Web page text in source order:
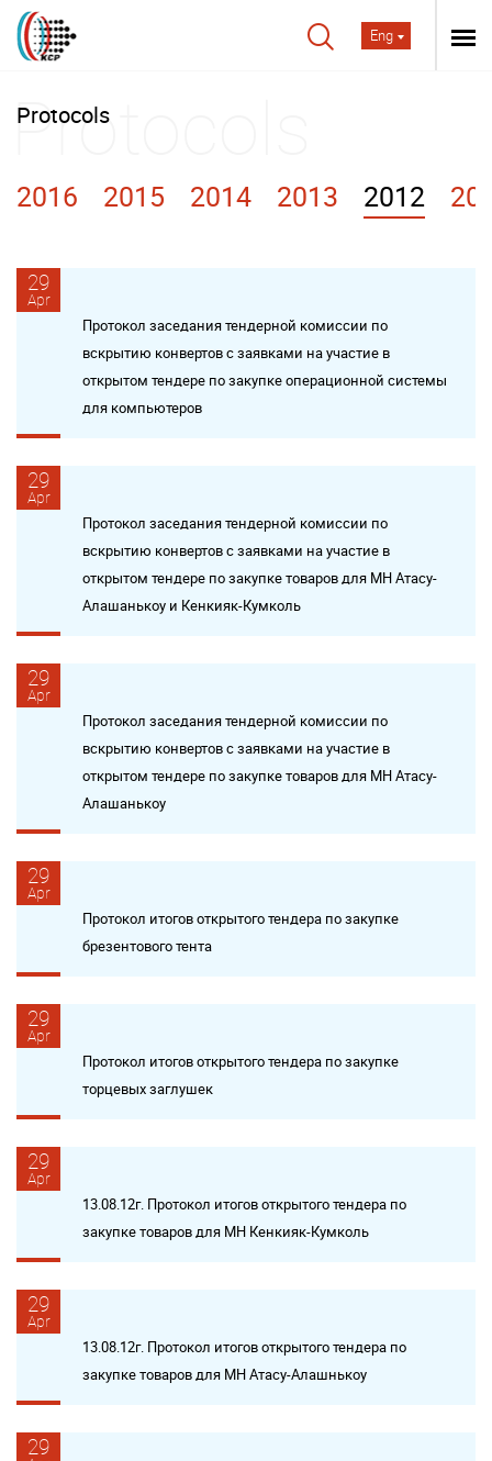
Eng
Protocols
2016 2015 2014 2013 2012
29
Apr
Протокол заседания тендерной комиссии по
вскрытию конвертов с заявками на участие в
открытом тендере по закупке операционной системы
для компьютеров
29
Apr
Протокол заседания тендерной комиссии по
вскрытию конвертов с заявками на участие в
открытом тендере по закупке товаров для МН Атасу-
Алашанькоу и Кенкияк-Кумколь
29
Apr
Протокол заседания тендерной комиссии по
вскрытию конвертов с заявками на участие в
открытом тендере по закупке товаров для МН Атасу-
Алашанькоу
29
Apr
Протокол итогов открытого тендера по закупке
брезентового тента
29
Apr
Протокол итогов открытого тендера по закупке
торцевых заглушек
29
Apr
13.08.12г. Протокол итогов открытого тендера по
закупке товаров для МН Кенкияк-Кумколь
29
Apr
13.08.12г. Протокол итогов открытого тендера по
закупке товаров для МН Атасу-Алашнькоу
29